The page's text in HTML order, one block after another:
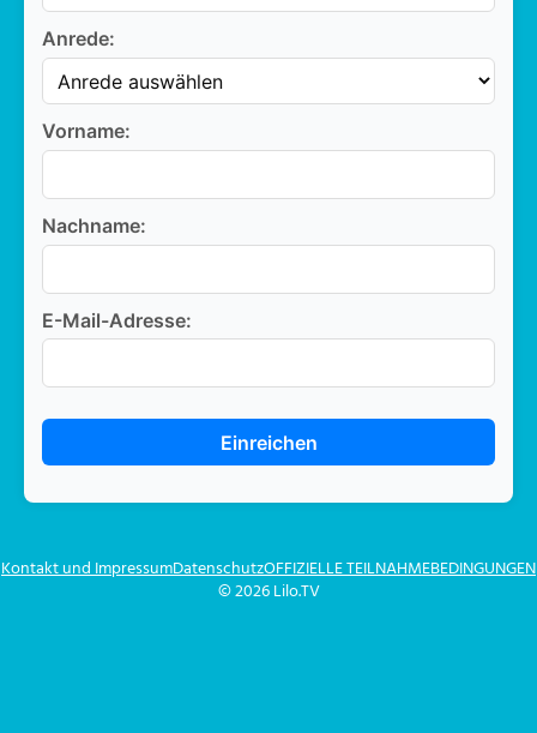
Anrede:
Vorname:
Nachname:
E-Mail-Adresse:
Einreichen
© 2026 Lilo.TV
Kontakt und ImpressumDatenschutzOFFIZIELLE TEILNAHMEBEDINGUNGEN